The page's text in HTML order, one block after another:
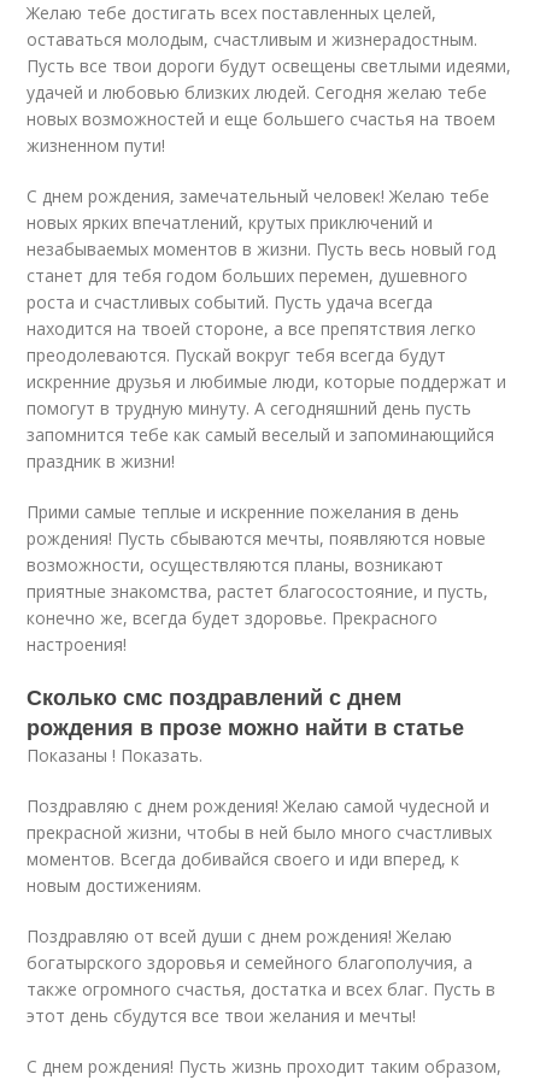
Желаю тебе достигать всех поставленных целей,
оставаться молодым, счастливым и жизнерадостным.
Пусть все твои дороги будут освещены светлыми идеями,
удачей и любовью близких людей. Сегодня желаю тебе
новых возможностей и еще большего счастья на твоем
жизненном пути!
С днем рождения, замечательный человек! Желаю тебе
новых ярких впечатлений, крутых приключений и
незабываемых моментов в жизни. Пусть весь новый год
станет для тебя годом больших перемен, душевного
роста и счастливых событий. Пусть удача всегда
находится на твоей стороне, а все препятствия легко
преодолеваются. Пускай вокруг тебя всегда будут
искренние друзья и любимые люди, которые поддержат и
помогут в трудную минуту. А сегодняшний день пусть
запомнится тебе как самый веселый и запоминающийся
праздник в жизни!
Прими самые теплые и искренние пожелания в день
рождения! Пусть сбываются мечты, появляются новые
возможности, осуществляются планы, возникают
приятные знакомства, растет благосостояние, и пусть,
конечно же, всегда будет здоровье. Прекрасного
настроения!
Сколько смс поздравлений с днем
рождения в прозе можно найти в статье
Показаны ! Показать.
Поздравляю с днем рождения! Желаю самой чудесной и
прекрасной жизни, чтобы в ней было много счастливых
моментов. Всегда добивайся своего и иди вперед, к
новым достижениям.
Поздравляю от всей души с днем рождения! Желаю
богатырского здоровья и семейного благополучия, а
также огромного счастья, достатка и всех благ. Пусть в
этот день сбудутся все твои желания и мечты!
С днем рождения! Пусть жизнь проходит таким образом,